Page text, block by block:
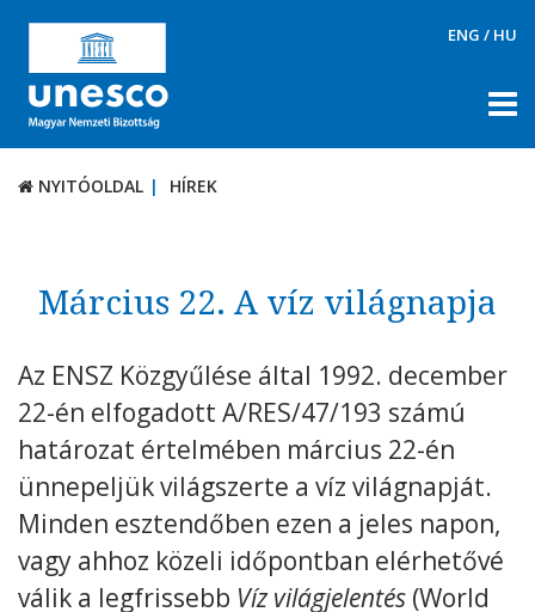
ENG / HU
NYITÓOLDAL HÍREK
TÉMÁK
PÁLYÁZATOK / DÍJAK
KAPCSOLAT
Kövess minket unescohungary
NYITÓOLDAL HÍREK
Március 22. A víz világnapja
Az ENSZ Közgyűlése által 1992. december
22-én elfogadott A/RES/47/193 számú
határozat értelmében március 22-én
ünnepeljük világszerte a víz világnapját.
Minden esztendőben ezen a jeles napon,
vagy ahhoz közeli időpontban elérhetővé
válik a legfrissebb Víz világjelentés (World